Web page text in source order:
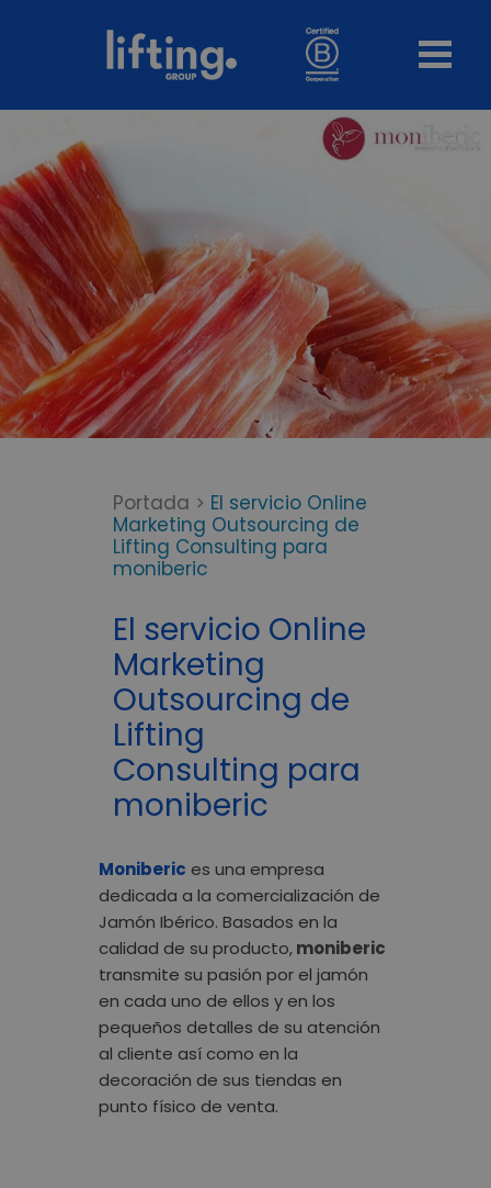
Portada > El servicio Online
Marketing Outsourcing de
Lifting Consulting para
moniberic
El servicio Online
Marketing
Outsourcing de
Lifting
Consulting para
moniberic
Moniberic es una empresa
dedicada a la comercialización de
Jamón Ibérico. Basados en la
calidad de su producto,moniberic
transmite su pasión por el jamón
en cada uno de ellos y en los
pequeños detalles de su atención
al cliente así como en la
decoración de sus tiendas en
punto físico de venta.